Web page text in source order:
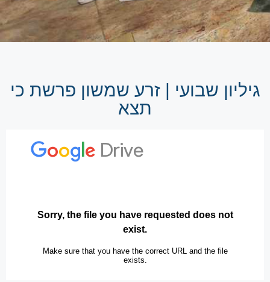
גיליון שבועי | זרע שמשון פרשת כי
תצא